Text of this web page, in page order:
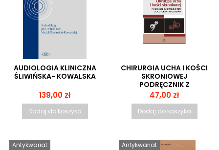
AUDIOLOGIA KLINICZNA
ŚLIWIŃSKA- KOWALSKA
Cena
139,00 zł
Dodaj do koszyka
CHIRURGIA UCHA I KOŚCI
SKRONIOWEJ
PODRĘCZNIK Z
ĆWICZENIAMI DLA
OTOLARYNGOLOGÓW
Cena
47,00 zł
Dodaj do koszyka
Antykwariat Antykwariat